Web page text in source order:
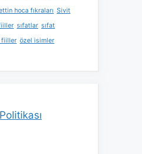
hoca fıkraları Sivit
sıfatlar sıfat
fiiller özel isimler